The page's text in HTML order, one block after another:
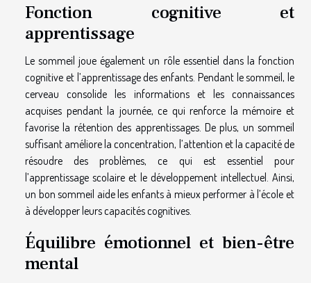
Fonction cognitive et
apprentissage
Le sommeil joue également un rôle essentiel dans la fonction
cognitive et l’apprentissage des enfants. Pendant le sommeil, le
cerveau consolide les informations et les connaissances
acquises pendant la journée, ce qui renforce la mémoire et
favorise la rétention des apprentissages. De plus, un sommeil
suffisant améliore la concentration, l’attention et la capacité de
résoudre des problèmes, ce qui est essentiel pour
l’apprentissage scolaire et le développement intellectuel. Ainsi,
un bon sommeil aide les enfants à mieux performer à l’école et
à développer leurs capacités cognitives.
Équilibre émotionnel et bien-être
mental